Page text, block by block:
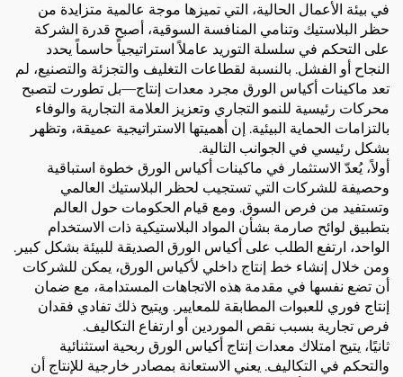
في بيئة الأعمال الحالية، التي تميزها موجة عالمية متزايدة من
حظر البلاستيك وتنامي المنافسة السوقية، أصبح قدرة الشركة
على التحكم في سلسلة التوريد عاملاً استراتيجياً حاسماً يحدد
النجاح أو الفشل. بالنسبة لقطاعات التغليف والتجزئة والتصنيع، لم
تعد ماكينات أكياس الورق مجرد معدات إنتاج—بل تطورت لتصبح
محركات رئيسية للنمو التجاري وتعزيز العلامة التجارية والوفاء
بالتزامات الحماية البيئية. إن أهميتها الاستراتيجية عميقة، وتظهر
بشكل رئيسي في الجوانب التالية.
أولاً، يُعدّ الاستثمار في ماكينات أكياس الورق خطوة استباقية
وحصيفة للشركات التي تستجيب لحظر البلاستيك العالمي
وتستفيد من فرص السوق. ومع قيام الحكومات حول العالم
بتطبيق لوائح صارمة بشأن المواد البلاستيكية ذات الاستخدام
الواحد، ارتفع الطلب على أكياس الورق الصديقة للبيئة بشكل كبير.
ومن خلال إنشاء خط إنتاج داخلي لأكياس الورق، يمكن للشركات
أن تضع نفسها في مقدمة هذه الاتجاهات المستدامة، مع ضمان
إنتاج فوري للعبوات المطابقة للمعايير. ويتيح ذلك تفادي فقدان
فرص تجارية بسبب نقص الموردين أو ارتفاع التكاليف.
ثانيًا، يتيح امتلاك معدات إنتاج أكياس الورق ربحية استثنائية
والتحكم في التكاليف. يعني الاستعانة بمصادر خارجية للإنتاج أن